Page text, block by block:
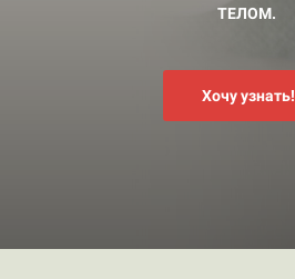
ТЕЛОМ.
Хочу узнать!